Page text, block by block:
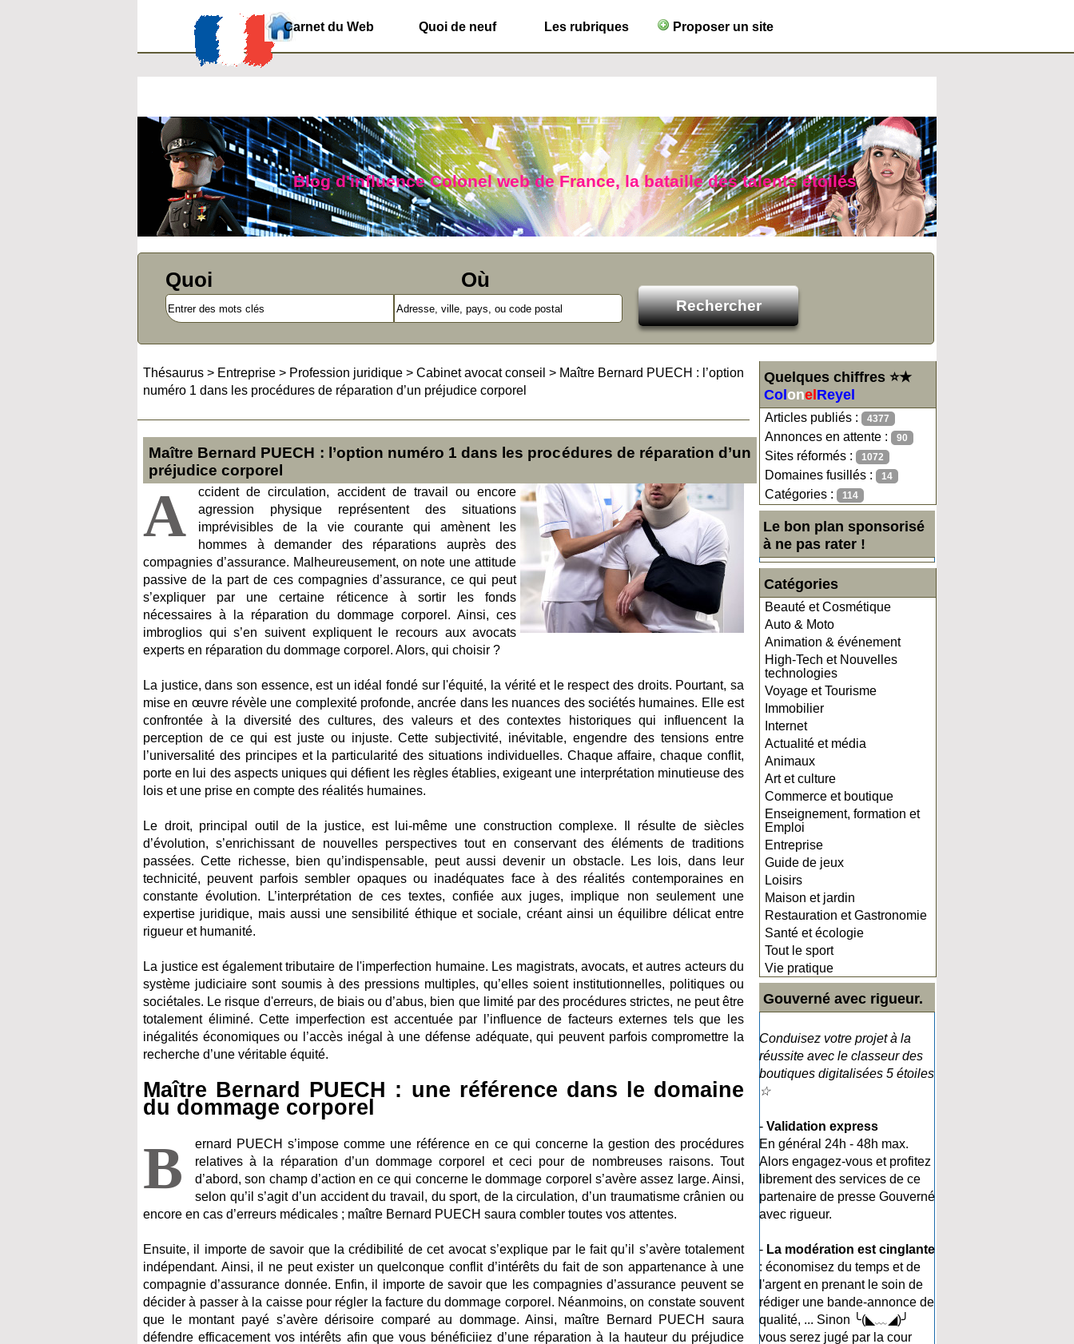
Carnet du Web Quoi de neuf Les rubriques Proposer un site
Blog d'influence Colonel web de France, la bataille des talents étoilés
Quoi Où
Quelques chiffres ⭐★
Col onel Reyel
Articles publiés : 4377
Annonces en attente : 90
Sites réformés : 1072
Domaines fusillés : 14
Catégories : 114
Le bon plan sponsorisé
à ne pas rater !
Catégories
Beauté et Cosmétique
Auto & Moto
Animation & événement
High-Tech et Nouvelles
technologies
Voyage et Tourisme
Immobilier
Internet
Actualité et média
Animaux
Art et culture
Commerce et boutique
Enseignement, formation et
Emploi
Entreprise
Guide de jeux
Loisirs
Maison et jardin
Restauration et Gastronomie
Santé et écologie
Tout le sport
Vie pratique
Gouverné avec rigueur.
Conduisez votre projet à la
réussite avec le classeur des
boutiques digitalisées 5 étoiles
☆
- Validation express
En général 24h - 48h max.
Alors engagez-vous et profitez
librement des services de ce
partenaire de presse Gouverné
avec rigueur.
- La modération est cinglante
: économisez du temps et de
l'argent en prenant le soin de
rédiger une bande-annonce de
qualité, ... Sinon ╰(◣﹏◢)╯
vous serez jugé par la cour
Thésaurus > Entreprise > Profession juridique > Cabinet avocat conseil > Maître Bernard PUECH : l’option
numéro 1 dans les procédures de réparation d’un préjudice corporel
Maître Bernard PUECH : l’option numéro 1 dans les procédures de réparation d’un
préjudice corporel
A
ccident de circulation, accident de travail ou encore
agression physique représentent des situations
imprévisibles de la vie courante qui amènent les
hommes à demander des réparations auprès des
compagnies d’assurance. Malheureusement, on note une attitude
passive de la part de ces compagnies d’assurance, ce qui peut
s’expliquer par une certaine réticence à sortir les fonds
nécessaires à la réparation du dommage corporel. Ainsi, ces
imbroglios qui s’en suivent expliquent le recours aux avocats
experts en réparation du dommage corporel. Alors, qui choisir ?
La justice, dans son essence, est un idéal fondé sur l'équité, la vérité et le respect des droits. Pourtant, sa
mise en œuvre révèle une complexité profonde, ancrée dans les nuances des sociétés humaines. Elle est
confrontée à la diversité des cultures, des valeurs et des contextes historiques qui influencent la
perception de ce qui est juste ou injuste. Cette subjectivité, inévitable, engendre des tensions entre
l’universalité des principes et la particularité des situations individuelles. Chaque affaire, chaque conflit,
porte en lui des aspects uniques qui défient les règles établies, exigeant une interprétation minutieuse des
lois et une prise en compte des réalités humaines.
Le droit, principal outil de la justice, est lui-même une construction complexe. Il résulte de siècles
d’évolution, s’enrichissant de nouvelles perspectives tout en conservant des éléments de traditions
passées. Cette richesse, bien qu’indispensable, peut aussi devenir un obstacle. Les lois, dans leur
technicité, peuvent parfois sembler opaques ou inadéquates face à des réalités contemporaines en
constante évolution. L’interprétation de ces textes, confiée aux juges, implique non seulement une
expertise juridique, mais aussi une sensibilité éthique et sociale, créant ainsi un équilibre délicat entre
rigueur et humanité.
La justice est également tributaire de l'imperfection humaine. Les magistrats, avocats, et autres acteurs du
système judiciaire sont soumis à des pressions multiples, qu’elles soient institutionnelles, politiques ou
sociétales. Le risque d'erreurs, de biais ou d’abus, bien que limité par des procédures strictes, ne peut être
totalement éliminé. Cette imperfection est accentuée par l’influence de facteurs externes tels que les
inégalités économiques ou l’accès inégal à une défense adéquate, qui peuvent parfois compromettre la
recherche d’une véritable équité.
Maître Bernard PUECH : une référence dans le domaine
du dommage corporel
B
ernard PUECH s’impose comme une référence en ce qui concerne la gestion des procédures
relatives à la réparation d’un dommage corporel et ceci pour de nombreuses raisons. Tout
d’abord, son champ d’action en ce qui concerne le dommage corporel s’avère assez large. Ainsi,
selon qu’il s’agit d’un accident du travail, du sport, de la circulation, d’un traumatisme crânien ou
encore en cas d’erreurs médicales ; maître Bernard PUECH saura combler toutes vos attentes.
Ensuite, il importe de savoir que la crédibilité de cet avocat s’explique par le fait qu’il s’avère totalement
indépendant. Ainsi, il ne peut exister un quelconque conflit d’intérêts du fait de son appartenance à une
compagnie d’assurance donnée. Enfin, il importe de savoir que les compagnies d’assurance peuvent se
décider à passer à la caisse pour régler la facture du dommage corporel. Néanmoins, on constate souvent
que le montant payé s’avère dérisoire comparé au dommage. Ainsi, maître Bernard PUECH saura
défendre efficacement vos intérêts afin que vous bénéficiiez d’une réparation à la hauteur du préjudice